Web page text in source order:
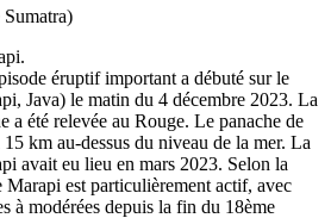
éruptif important a débuté sur le
Java) le matin du 4 décembre 2023. La
a été relevée au Rouge. Le panache de
15 km au-dessus du niveau de la mer. La
avait eu lieu en mars 2023. Selon la
est particulièrement actif, avec
à modérées depuis la fin du 18ème